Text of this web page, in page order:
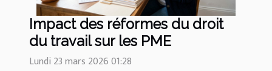
Impact des réformes du droit
du travail sur les PME
Lundi 23 mars 2026 01:28